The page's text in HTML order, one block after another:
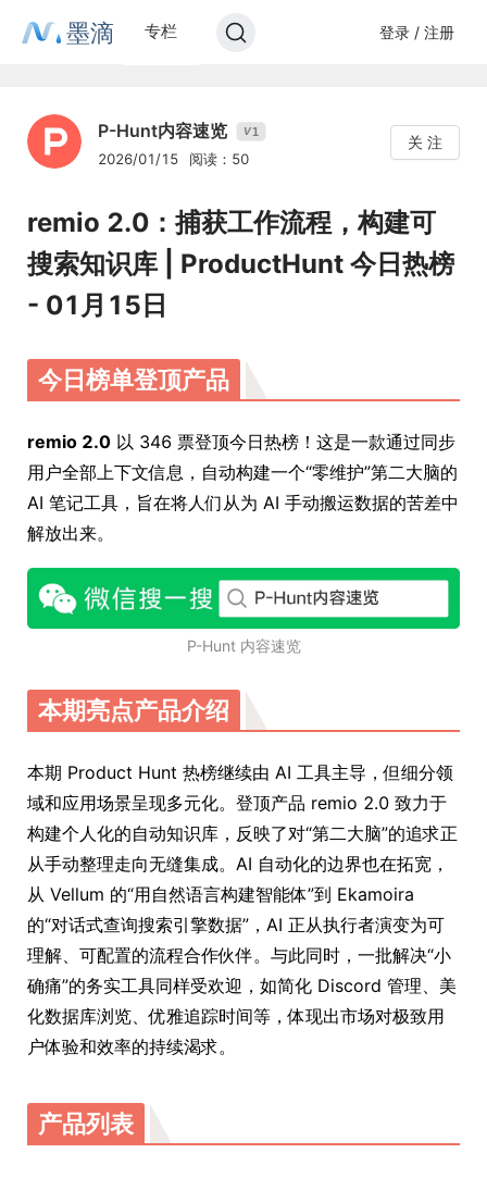
墨滴 专栏 登录 / 注册
P-Hunt内容速览 V1
2026/01/15 阅读：50
关 注
remio 2.0：捕获工作流程，构建可
搜索知识库 | ProductHunt 今日热榜
- 01月15日
今日榜单登顶产品
remio 2.0 以 346 票登顶今日热榜！这是一款通过同步
用户全部上下文信息，自动构建一个“零维护”第二大脑的
AI 笔记工具，旨在将人们从为 AI 手动搬运数据的苦差中
解放出来。
P-Hunt 内容速览
本期亮点产品介绍
本期 Product Hunt 热榜继续由 AI 工具主导，但细分领
域和应用场景呈现多元化。登顶产品 remio 2.0 致力于
构建个人化的自动知识库，反映了对“第二大脑”的追求正
从手动整理走向无缝集成。AI 自动化的边界也在拓宽，
从 Vellum 的“用自然语言构建智能体”到 Ekamoira
的“对话式查询搜索引擎数据”，AI 正从执行者演变为可
理解、可配置的流程合作伙伴。与此同时，一批解决“小
确痛”的务实工具同样受欢迎，如简化 Discord 管理、美
化数据库浏览、优雅追踪时间等，体现出市场对极致用
户体验和效率的持续渴求。
产品列表